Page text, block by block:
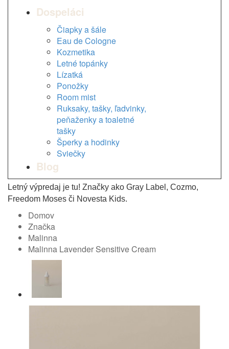
Dospeláci
Čiapky a šále
Eau de Cologne
Kozmetika
Letné topánky
Lízatká
Ponožky
Room mist
Ruksaky, tašky, ľadvinky,
peňaženky a toaletné
tašky
Šperky a hodinky
Sviečky
Blog
Letný výpredaj je tu! Značky ako Gray Label, Cozmo,
Freedom Moses či Novesta Kids.
Domov
Značka
Malinna
Malinna Lavender Sensitive Cream